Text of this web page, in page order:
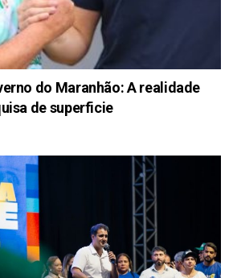
do Maranhão: A realidade
de superficie